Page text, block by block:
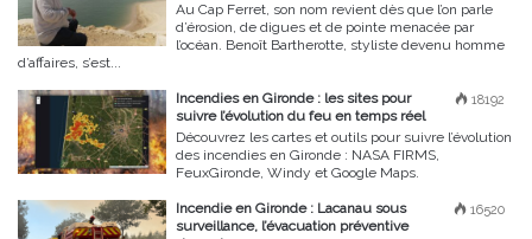
Au Cap Ferret, son nom revient dès que l’on parle
d’érosion, de digues et de pointe menacée par
l’océan. Benoît Bartherotte, styliste devenu homme
d’affaires, s’est...
18192
Incendies en Gironde : les sites pour
suivre l’évolution du feu en temps réel
Découvrez les cartes et outils pour suivre l’évolution
des incendies en Gironde : NASA FIRMS,
FeuxGironde, Windy et Google Maps.
16520
Incendie en Gironde : Lacanau sous
surveillance, l’évacuation préventive